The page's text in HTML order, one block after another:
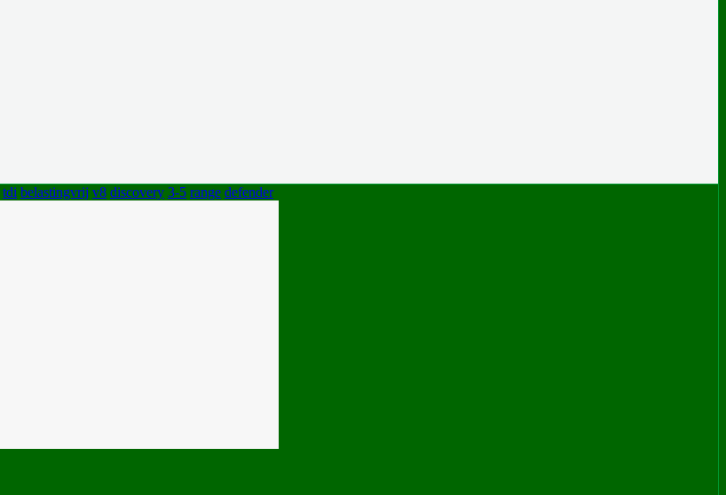
tdi belastingvrij v8 discovery 3-5 range defender